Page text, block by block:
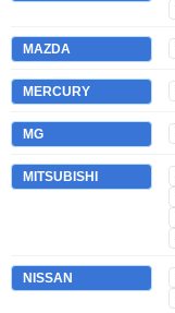
MAZDA
MERCURY
MG
MITSUBISHI
NISSAN